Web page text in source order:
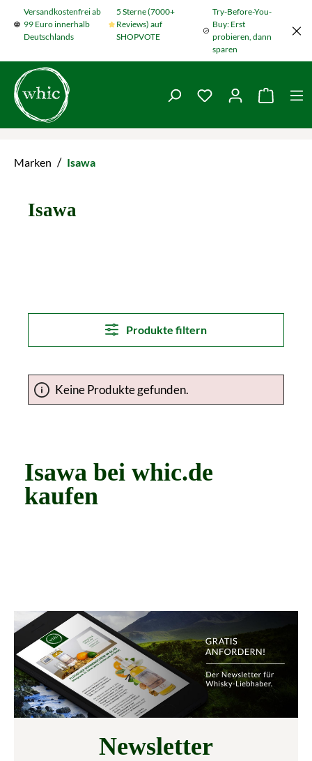
Zum Hauptinhalt springen
Versandkostenfrei ab
99 Euro innerhalb
Deutschlands
5 Sterne (7000+
Reviews) auf
SHOPVOTE
Try-Before-You-
Buy: Erst
probieren, dann
sparen
Du hast 0
Marken / Isawa
Isawa
Produkte filtern
Keine Produkte gefunden.
Isawa bei whic.de
kaufen
Newsletter